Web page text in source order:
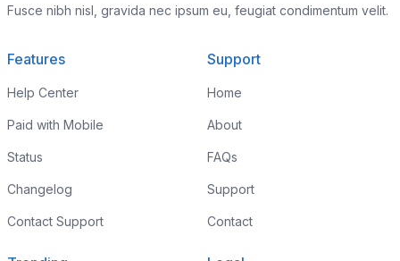
Fusce nibh nisl, gravida nec ipsum eu, feugiat condimentum velit.
Features
Help Center
Paid with Mobile
Status
Changelog
Contact Support
Support
Home
About
FAQs
Support
Contact